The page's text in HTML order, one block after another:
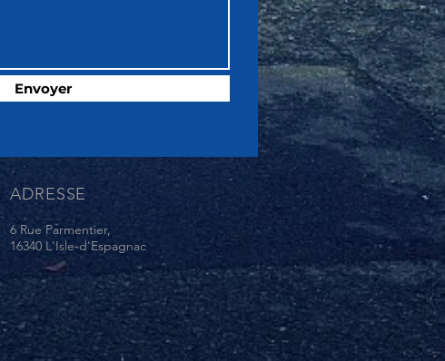
Envoyer
ADRESSE
6 Rue Parmentier,
16340 L'Isle-d'Espagnac